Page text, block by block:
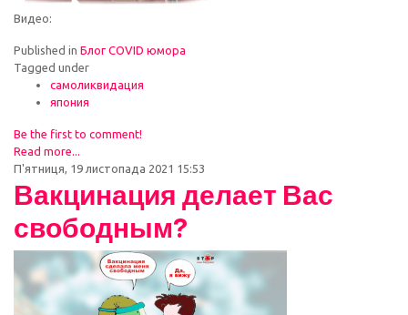
Видео:
Published in Блог COVID юмора
Tagged under
самоликвидация
япония
Be the first to comment!
Read more...
П'ятниця, 19 листопада 2021 15:53
Вакцинация делает Вас
свободным?